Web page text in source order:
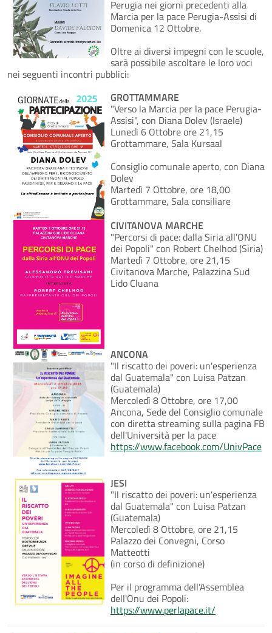
Perugia nei giorni precedenti alla
Marcia per la pace Perugia-Assisi di
Domenica 12 Ottobre.
Oltre ai diversi impegni con le scuole,
sarà possibile ascoltare le loro voci
nei seguenti incontri pubblici:
GROTTAMMARE
"Verso la Marcia per la pace Perugia-
Assisi", con Diana Dolev (Israele)
Lunedì 6 Ottobre ore 21,15
Grottammare, Sala Kursaal
Consiglio comunale aperto, con Diana
Dolev
Martedì 7 Ottobre, ore 18,00
Grottammare, Sala consiliare
CIVITANOVA MARCHE
"Percorsi di pace: dalla Siria all'ONU
dei Popoli" con Robert Chelhod (Siria)
Martedì 7 Ottobre, ore 21,15
Civitanova Marche, Palazzina Sud
Lido Cluana
ANCONA
"Il riscatto dei poveri: un'esperienza
dal Guatemala" con Luisa Patzan
(Guatemala)
Mercoledì 8 Ottobre, ore 17,00
Ancona, Sede del Consiglio comunale
con diretta streaming sulla pagina FB
dell'Università per la pace
https://www.facebook.com/UnivPace
JESI
"Il riscatto dei poveri: un'esperienza
dal Guatemala" con Luisa Patzan
(Guatemala)
Mercoledì 8 Ottobre, ore 21,15
Palazzo dei Convegni, Corso
Matteotti
(in corso di definizione)
Per il programma dell'Assemblea
dell'Onu dei Popoli:
https://www.perlapace.it/